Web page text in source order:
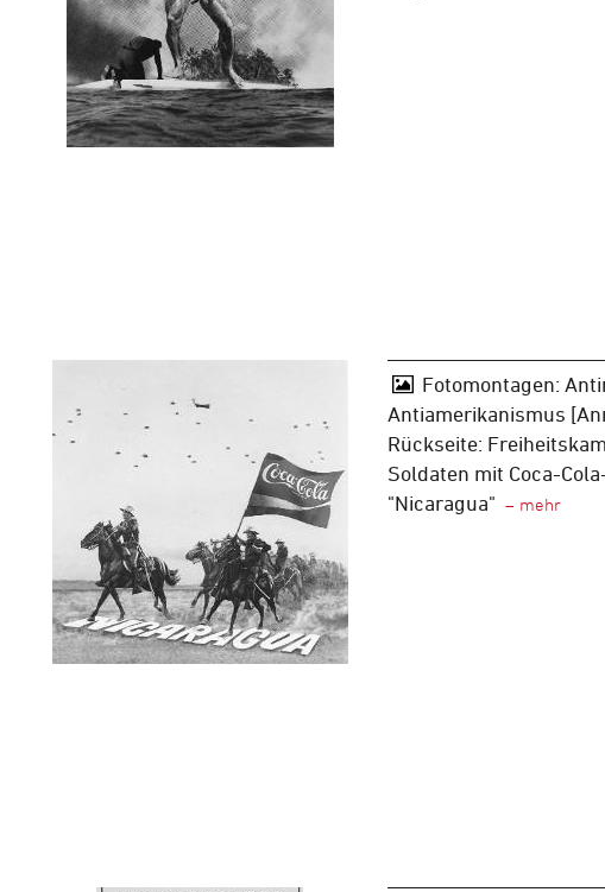
Fotomontagen:
Antiamerikanismus
Rückseite:
Soldaten mit Coca-
"Nicaragua"